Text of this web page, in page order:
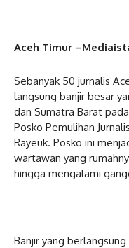
Aceh Timur
Sebanyak 50 jurnalis
langsung banjir besar
dan Sumatra Barat
Posko Pemulihan
Rayeuk. Posko ini
wartawan yang
hingga mengalami
Banjir yang